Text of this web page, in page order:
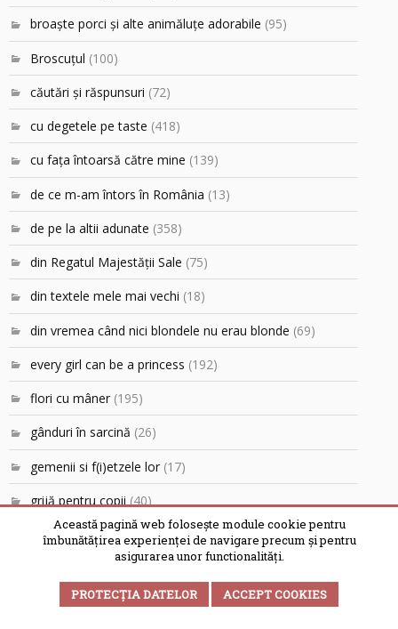
broaşte porci şi alte animăluţe adorabile (95)
Broscuțul (100)
căutări şi răspunsuri (72)
cu degetele pe taste (418)
cu faţa întoarsă către mine (139)
de ce m-am întors în România (13)
de pe la altii adunate (358)
din Regatul Majestăţii Sale (75)
din textele mele mai vechi (18)
din vremea când nici blondele nu erau blonde (69)
every girl can be a princess (192)
flori cu mâner (195)
gânduri în sarcină (26)
gemenii si f(i)etzele lor (17)
grijă pentru copii(40)
Hunger Management Training(15)
(39)
jurnal de casă nouă(2)
Această pagină web folosește module cookie pentru
îmbunătățirea experienței de navigare precum și pentru
asigurarea unor functionalități.
PROTECȚIA DATELOR ACCEPT COOKIES